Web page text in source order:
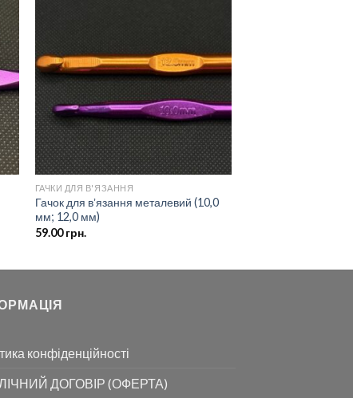
бажань
ГАЧКИ ДЛЯ В'ЯЗАННЯ
Гачок для вʼязання металевий (10,0
мм; 12,0 мм)
59.00грн.
конфіденційності
ДОГОВІР (ОФЕРТА)